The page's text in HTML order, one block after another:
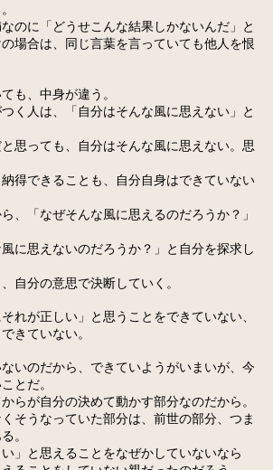
のに「どうせこんな結果しかないんだ」と
場合は、同じ言葉を言っていても他人を恨
も、中身が違う。
く人は、「自分はそんな風に思えない」と
思っても、自分はそんな風に思えない。思
得できることも、自分自身はできていない
、「なぜそんな風に思えるのだろうか？」
に思えないのだろうか？」と自分を探求し
自分の意思で決断していく。
れが正しい」と思うことをできていない、
きていない。
いのだから、できていようがいまいが、今
とだ。
らが自分の決めて動かす部分なのだから。
そうなっていた部分は、前世の部分、つま
。
」と思えることをなぜかしていないなら